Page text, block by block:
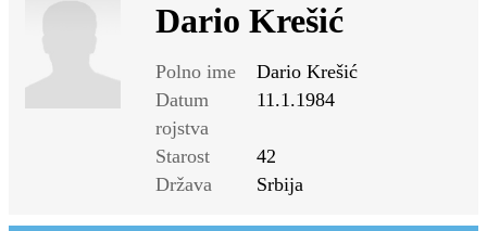
Dario Krešić
Polno ime
Dario Krešić
Datum
rojstva
11.1.1984
Starost
42
Država
Srbija